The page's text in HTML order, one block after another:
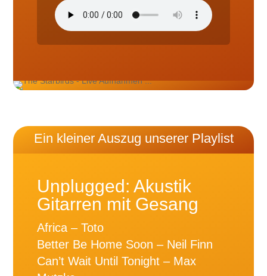
Ein kleiner Auszug unserer Playlist
Unplugged: Akustik
Gitarren mit Gesang
Africa – Toto
Better Be Home Soon – Neil Finn
Can’t Wait Until Tonight – Max